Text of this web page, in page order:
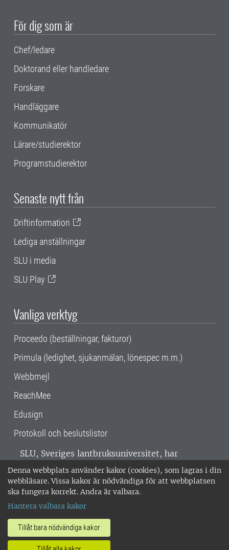
Denna webbplats använder kakor (cookies), som lagras i din
webbläsare. Vissa kakor är nödvändiga för att webbplatsen
ska fungera korrekt. Andra är valbara.
Hantera valbara kakor
Tillåt bara nödvändiga kakor
För dig som är
Chef/ledare
Doktorand eller handledare
Forskare
Handläggare
Kommunikatör
Lärare/studierektor
Programstudierektor
Senaste nytt från
Driftinformation
Lediga anställningar
SLU i media
SLU Play
Vanliga verktyg
Proceedo (beställningar, fakturor)
Primula (ledighet, sjukanmälan, lönespec m.m.)
Webbmejl
ReachMee
Edusign
Protokoll och beslutslistor
SLU, Sveriges lantbruksuniversitet, har
verksamhet över hela Sverige. Huvudorter är
Alnarp, Uppsala och Umeå.SLU är
miljöcertifierat enligt ISO 14001. •
018-67 10 00 • Org nr: 202100-2817 •
Om SLU:s webbplatser
•Hantera kakor•Behandling av